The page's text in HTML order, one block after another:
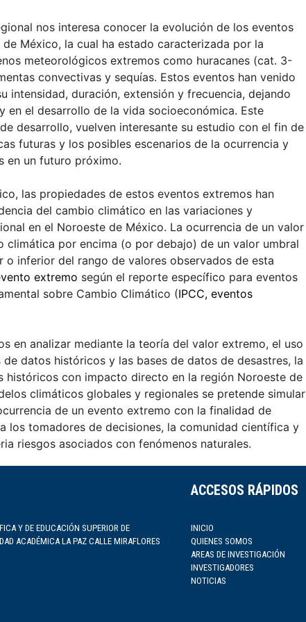
nos interesa conocer la evolución de los eventos
México, la cual ha estado caracterizada por la
meteorológicos extremos como huracanes (cat. 3-
convectivas y sequías. Estos eventos han venido
intensidad, duración, extensión y frecuencia, dejando
en el desarrollo de la vida socioeconómica. Este
desarrollo, vuelven interesante su estudio con el fin de
futuras y los posibles escenarios de la ocurrencia y
en un futuro próximo.
las propiedades de estos eventos extremos han
del cambio climático en las variaciones y
en el Noroeste de México. La ocurrencia de un valor
climática por encima (o por debajo) de un valor umbral
o inferior del rango de valores observados de esta
extremo según el reporte específico para eventos
sobre Cambio Climático (IPCC, eventos
en analizar mediante la teoría del valor extremo, el uso
datos históricos y las bases de datos de desastres, la
históricos con impacto directo en la región Noroeste de
climáticos globales y regionales se pretende simular
de un evento extremo con la finalidad de
los tomadores de decisiones, la comunidad científica y
riesgos asociados con fenómenos naturales.
Y DE EDUCACIÓN SUPERIOR DE
ACADÉMICA LA PAZ CALLE MIRAFLORES
ACCESOS RÁPIDOS
INICIO
QUIENES SOMOS
AREAS DE INVESTIGACIÓN
INVESTIGADORES
NOTICIAS